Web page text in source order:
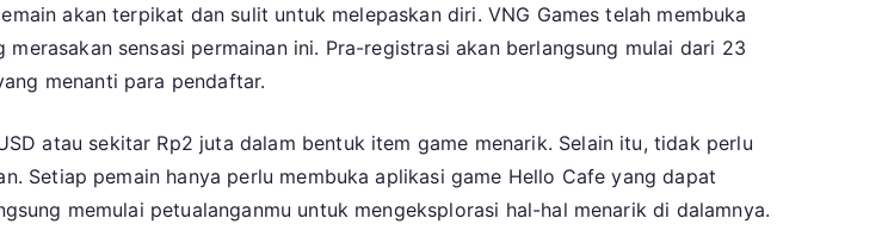
akan terpikat dan sulit untuk melepaskan diri. VNG Games telah membuka
sensasi permainan ini. Pra-registrasi akan berlangsung mulai dari 23
menanti para pendaftar.
atau sekitar Rp2 juta dalam bentuk item game menarik. Selain itu, tidak perlu
Setiap pemain hanya perlu membuka aplikasi game Hello Cafe yang dapat
memulai petualanganmu untuk mengeksplorasi hal-hal menarik di dalamnya.